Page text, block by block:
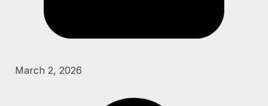
March 2, 2026